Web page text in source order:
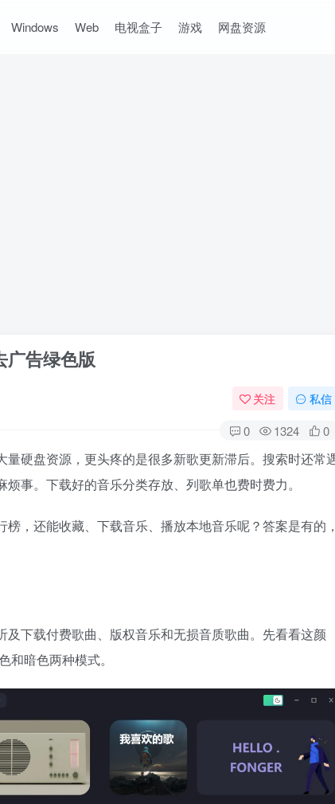
Windows Web 电视盒子 游戏 网盘资源
广告绿色版
关注 私信
0 1324 0
硬盘资源，更头疼的是很多新歌更新滞后。搜索时还常
事。下载好的音乐分类存放、列歌单也费时费力。
，还能收藏、下载音乐、播放本地音乐呢？答案是有的
下载付费歌曲、版权音乐和无损音质歌曲。先看看这颜
暗色两种模式。